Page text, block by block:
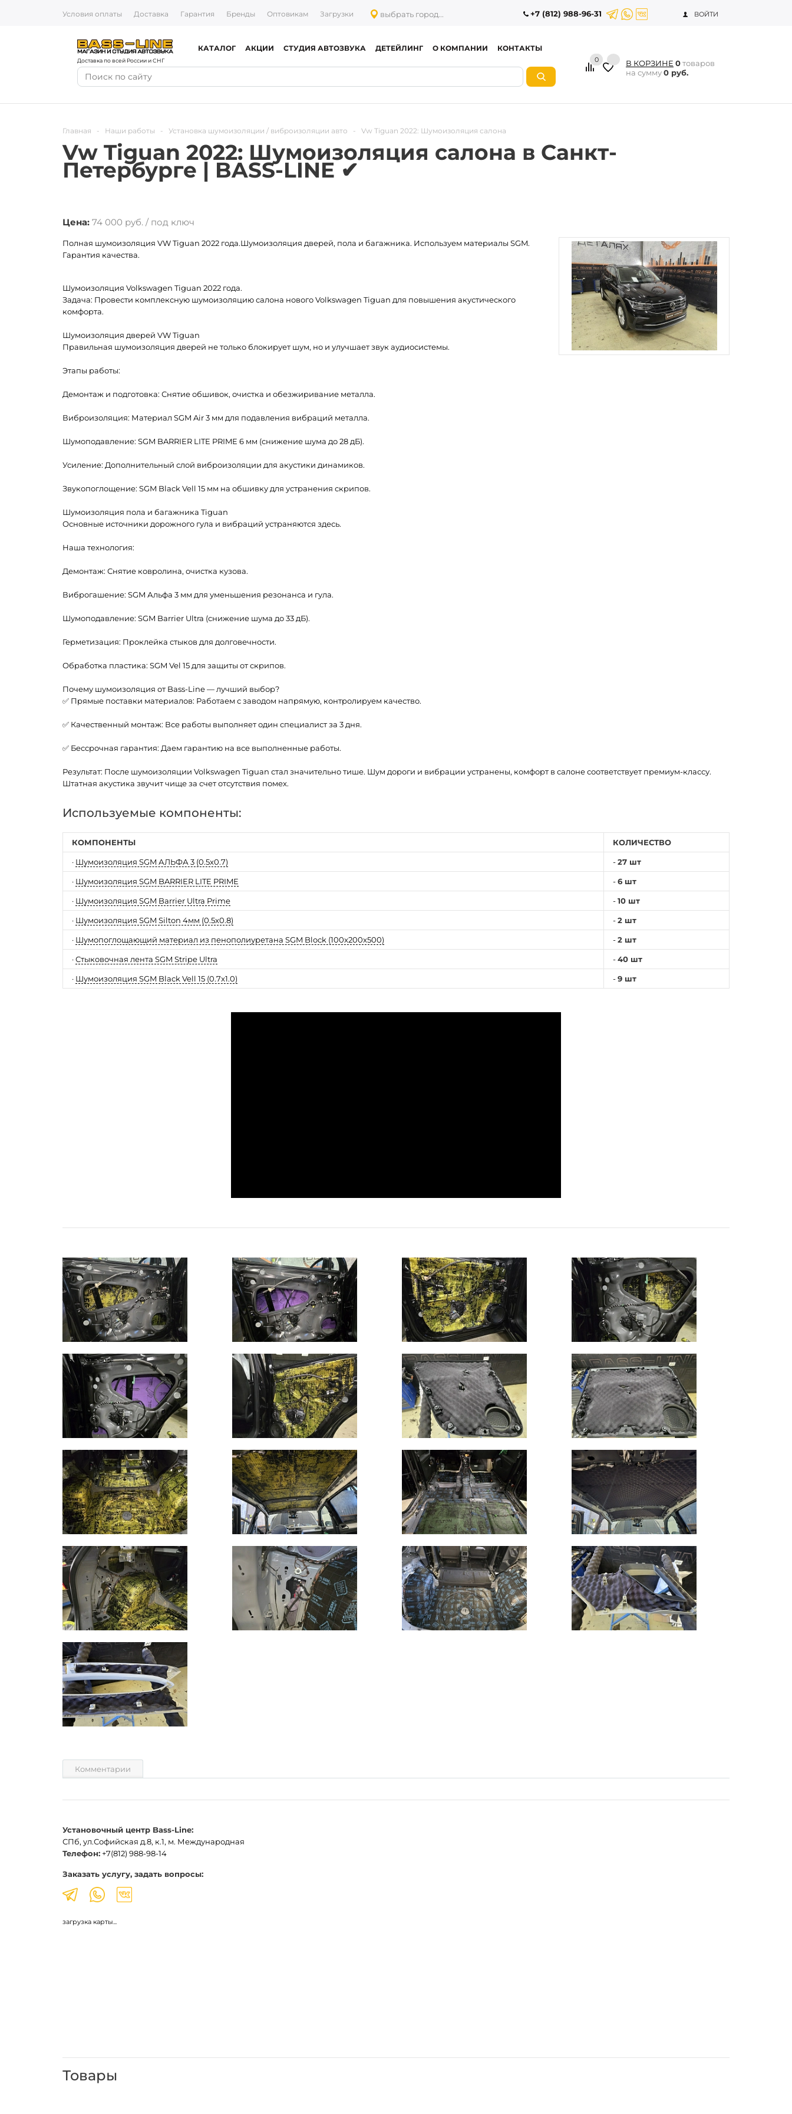
Условия оплаты Доставка Гарантия Бренды Оптовикам Загрузки выбрать город... +7 (812) 988-96-31 ВОЙТИ
Доставка по всей России и СНГ
КАТАЛОГ АКЦИИ СТУДИЯ АВТОЗВУКА ДЕТЕЙЛИНГ О КОМПАНИИ КОНТАКТЫ
0 В КОРЗИНЕ 0товаров
на сумму0 руб.
Главная - Наши работы - Установка шумоизоляции / виброизоляции авто - Vw Tiguan 2022: Шумоизоляция салона
Vw Tiguan 2022: Шумоизоляция салона в Санкт-
Петербурге | BASS-LINE ✔
Цена: 74 000 руб. / под ключ
Полная шумоизоляция VW Tiguan 2022 года.Шумоизоляция дверей, пола и багажника. Используем материалы SGM.
Гарантия качества.
Шумоизоляция Volkswagen Tiguan 2022 года.
Задача: Провести комплексную шумоизоляцию салона нового Volkswagen Tiguan для повышения акустического
комфорта.
Шумоизоляция дверей VW Tiguan
Правильная шумоизоляция дверей не только блокирует шум, но и улучшает звук аудиосистемы.
Этапы работы:
Демонтаж и подготовка: Снятие обшивок, очистка и обезжиривание металла.
Виброизоляция: Материал SGM Air 3 мм для подавления вибраций металла.
Шумоподавление: SGM BARRIER LITE PRIME 6 мм (снижение шума до 28 дБ).
Усиление: Дополнительный слой виброизоляции для акустики динамиков.
Звукопоглощение: SGM Black Vell 15 мм на обшивку для устранения скрипов.
Шумоизоляция пола и багажника Tiguan
Основные источники дорожного гула и вибраций устраняются здесь.
Наша технология:
Демонтаж: Снятие ковролина, очистка кузова.
Виброгашение: SGM Альфа 3 мм для уменьшения резонанса и гула.
Шумоподавление: SGM Barrier Ultra (снижение шума до 33 дБ).
Герметизация: Проклейка стыков для долговечности.
Обработка пластика: SGM Vel 15 для защиты от скрипов.
Почему шумоизоляция от Bass-Line — лучший выбор?
✅ Прямые поставки материалов: Работаем с заводом напрямую, контролируем качество.
✅ Качественный монтаж: Все работы выполняет один специалист за 3 дня.
✅ Бессрочная гарантия: Даем гарантию на все выполненные работы.
Результат: После шумоизоляции Volkswagen Tiguan стал значительно тише. Шум дороги и вибрации устранены, комфорт в салоне соответствует премиум-классу.
Штатная акустика звучит чище за счет отсутствия помех.
Используемые компоненты:
КОМПОНЕНТЫ КОЛИЧЕСТВО
· Шумоизоляция SGM АЛЬФА 3 (0.5x0.7) -27 шт
· Шумоизоляция SGM BARRIER LITE PRIME -6 шт
· Шумоизоляция SGM Barrier Ultra Prime -10 шт
· Шумоизоляция SGM Silton 4мм (0.5x0.8) -2 шт
· Шумопоглощающий материал из пенополиуретана SGM Block (100x200x500) -2 шт
·Стыковочная лента SGM Stripe Ultra -40 шт
· Шумоизоляция SGM Black Vell 15 (0.7x1.0) -9 шт
Комментарии
Установочный центр Bass-Line:
СПб, ул.Софийская д.8, к.1, м. Международная
Телефон: +7(812) 988-98-14
Заказать услугу, задать вопросы:
загрузка карты...
Товары